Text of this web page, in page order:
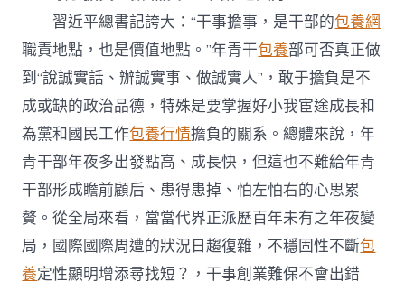
習近平總書記誇大：“干事擔事，是干部的包養網
職責地點，也是價值地點。”年青干包養部可否真正做
到“說誠實話、辦誠實事、做誠實人”，敢于擔負是不
成或缺的政治品德，特殊是要掌握好小我宦途成長和
為黨和國民工作包養行情擔負的關系。總體來說，年
青干部年夜多出發點高、成長快，但這也不難給年青
干部形成瞻前顧后、患得患掉、怕左怕右的心思累
贅。從全局來看，當當代界正派歷百年未有之年夜變
局，國際國際周遭的狀況日趨復雜，不穩固性不斷包
養定性顯明增添尋找短？，干事創業難保不會出錯